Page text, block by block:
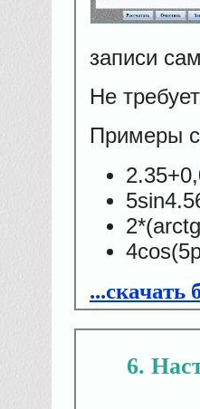
записи
Не
Примеры
...скачать
6